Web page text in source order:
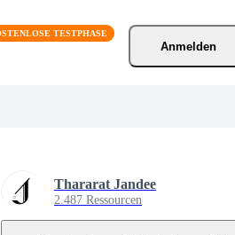
Anmelden
Thararat Jandee
2.487 Ressourcen